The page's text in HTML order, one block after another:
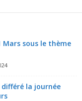
sous le thème
différé la journée